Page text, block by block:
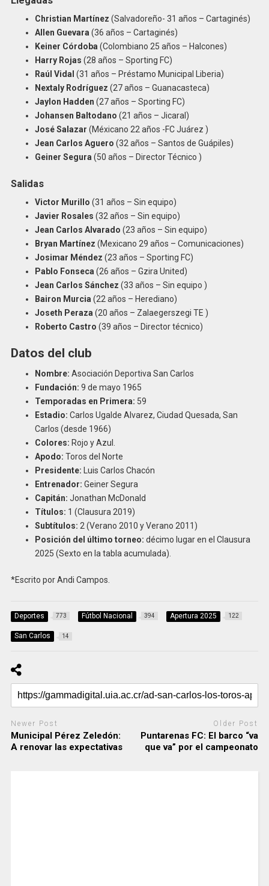
Christian Martínez (Salvadoreño- 31 años – Cartaginés)
Allen Guevara (36 años – Cartaginés)
Keiner Córdoba (Colombiano 25 años – Halcones)
Harry Rojas (28 años – Sporting FC)
Raúl Vidal (31 años – Préstamo Municipal Liberia)
Nextaly Rodríguez (27 años – Guanacasteca)
Jaylon Hadden (27 años – Sporting FC)
Johansen Baltodano (21 años – Jicaral)
José Salazar (Méxicano 22 años -FC Juárez )
Jean Carlos Aguero (32 años – Santos de Guápiles)
Geiner Segura (50 años – Director Técnico )
Salidas
Victor Murillo (31 años – Sin equipo)
Javier Rosales (32 años – Sin equipo)
Jean Carlos Alvarado (23 años – Sin equipo)
Bryan Martínez (Mexicano 29 años – Comunicaciones)
Josimar Méndez (23 años – Sporting FC)
Pablo Fonseca (26 años – Gzira United)
Jean Carlos Sánchez (33 años – Sin equipo )
Bairon Murcia (22 años – Herediano)
Joseth Peraza (20 años – Zalaegerszegi TE )
Roberto Castro (39 años – Director técnico)
Datos del club
Nombre: Asociación Deportiva San Carlos
Fundación: 9 de mayo 1965
Temporadas en Primera: 59
Estadio: Carlos Ugalde Alvarez, Ciudad Quesada, San
Carlos (desde 1966)
Colores: Rojo y Azul.
Apodo: Toros del Norte
Presidente: Luis Carlos Chacón
Entrenador: Geiner Segura
Capitán: Jonathan McDonald
Títulos: 1 (Clausura 2019)
Subtítulos: 2 (Verano 2010 y Verano 2011)
Posición del último torneo: décimo lugar en el Clausura
2025 (Sexto en la tabla acumulada).
*Escrito por Andi Campos.
Deportes 773 Fútbol Nacional 394 Apertura 2025 122
San Carlos 14
Newer Post
Municipal Pérez Zeledón:
A renovar las expectativas
Older Post
Puntarenas FC: El barco “va
que va” por el campeonato